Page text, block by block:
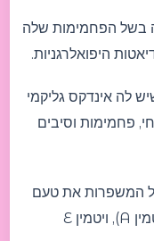
בשל הפחמימות שלה
היפואלרגניות.
לה אינדקס גליקמי
פחמימות וסיבים
המשפרות את טעם
המזון. היא עשירה בבטא-קרוטן (פרו-ויטמין A), ויטמין E